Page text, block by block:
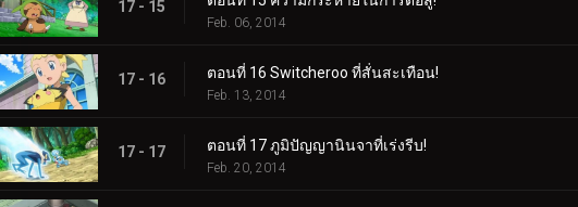
17 - 15
Feb. 06, 2014
17 - 16 ตอนที่ 16 Switcheroo ที่สั่นสะเทือน!
Feb. 13, 2014
17 - 17 ตอนที่ 17 ภูมิปัญญานินจาที่เร่งรีบ!
Feb. 20, 2014